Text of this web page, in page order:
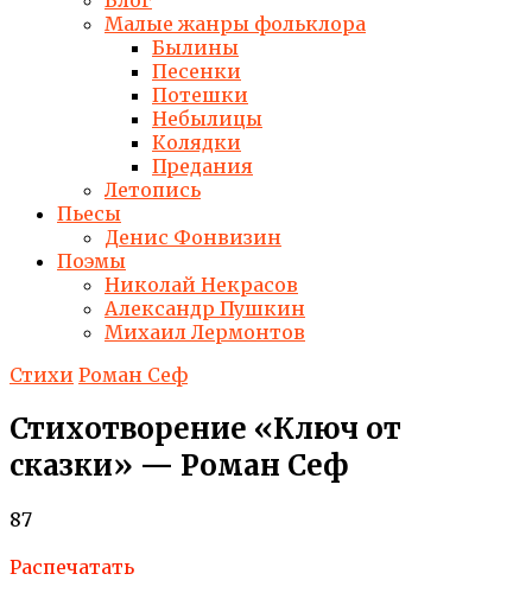
Малые жанры фольклора
Былины
Песенки
Потешки
Небылицы
Колядки
Предания
Летопись
Пьесы
Денис Фонвизин
Поэмы
Николай Некрасов
Александр Пушкин
Михаил Лермонтов
Стихи Роман Сеф
Стихотворение «Ключ от
сказки» — Роман Сеф
87
Распечатать